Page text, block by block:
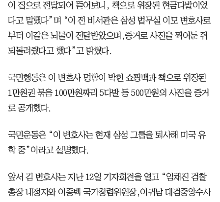
이 집으로 전달되어 뜯어보니, 책으로 위장된 현금다발이었
다고 말했다”며 “이 전 비서관은 삼성 법무실 이모 변호사로
부터 이같은 뇌물이 전달받았으며,증거로 사진을 찍어둔 쥐
되돌려줬다고 했다”고 밝혔다.
국민행동은 이 변호사 명함이 박힌 쇼핑백과 책으로 위장된
1만원권 묶음 100만원짜리 5다발 등 500만원의 사진을 증거
로 공개했다.
국민운동은 “이 변호사는 현재 삼성 그룹을 퇴사해 미국 유
학 중”이라고 설명했다.
앞서 김 변호사는 지난 12일 기자회견을 열고 “임채진 검찰
총장 내정자와 이종백 국가청렴위원장,이귀남 대검중앙수사